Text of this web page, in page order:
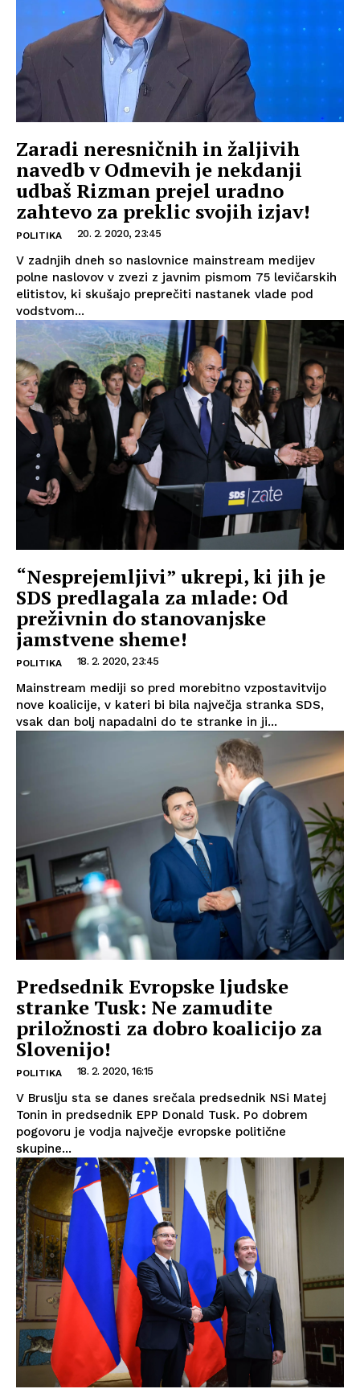
Zaradi neresničnih in žaljivih
navedb v Odmevih je nekdanji
udbaš Rizman prejel uradno
zahtevo za preklic svojih izjav!
POLITIKA 20. 2. 2020, 23:45
V zadnjih dneh so naslovnice mainstream medijev
polne naslovov v zvezi z javnim pismom 75 levičarskih
elitistov, ki skušajo preprečiti nastanek vlade pod
vodstvom...
“Nesprejemljivi” ukrepi, ki jih je
SDS predlagala za mlade: Od
preživnin do stanovanjske
jamstvene sheme!
POLITIKA 18. 2. 2020, 23:45
Mainstream mediji so pred morebitno vzpostavitvijo
nove koalicije, v kateri bi bila največja stranka SDS,
vsak dan bolj napadalni do te stranke in ji...
Predsednik Evropske ljudske
stranke Tusk: Ne zamudite
priložnosti za dobro koalicijo za
Slovenijo!
POLITIKA 18. 2. 2020, 16:15
V Bruslju sta se danes srečala predsednik NSi Matej
Tonin in predsednik EPP Donald Tusk. Po dobrem
pogovoru je vodja največje evropske politične
skupine...